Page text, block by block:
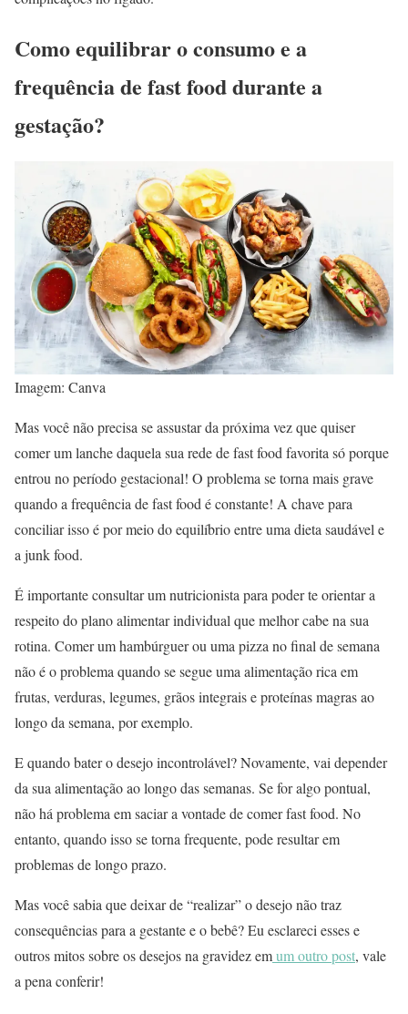
Como equilibrar o consumo e a
frequência de fast food durante a
gestação?
Imagem: Canva
Mas você não precisa se assustar da próxima vez que quiser
comer um lanche daquela sua rede de fast food favorita só porque
entrou no período gestacional! O problema se torna mais grave
quando a frequência de fast food é constante! A chave para
conciliar isso é por meio do equilíbrio entre uma dieta saudável e
a junk food.
É importante consultar um nutricionista para poder te orientar a
respeito do plano alimentar individual que melhor cabe na sua
rotina. Comer um hambúrguer ou uma pizza no final de semana
não é o problema quando se segue uma alimentação rica em
frutas, verduras, legumes, grãos integrais e proteínas magras ao
longo da semana, por exemplo.
E quando bater o desejo incontrolável? Novamente, vai depender
da sua alimentação ao longo das semanas. Se for algo pontual,
não há problema em saciar a vontade de comer fast food. No
entanto, quando isso se torna frequente, pode resultar em
problemas de longo prazo.
Mas você sabia que deixar de “realizar” o desejo não traz
consequências para a gestante e o bebê? Eu esclareci esses e
outros mitos sobre os desejos na gravidez emum outro post, vale
a pena conferir!